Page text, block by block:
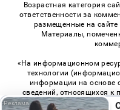
Возрастная категория
ответственности за
размещенные на сайте
Материалы,
«На информационном
технологии
информации на основе
сведений, относящихся к
«Интернет»,